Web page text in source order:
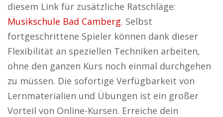
diesem Link für zusätzliche Ratschläge:
Musikschule Bad Camberg. Selbst
fortgeschrittene Spieler können dank dieser
Flexibilität an speziellen Techniken arbeiten,
ohne den ganzen Kurs noch einmal durchgehen
zu müssen. Die sofortige Verfügbarkeit von
Lernmaterialien und Übungen ist ein großer
Vorteil von Online-Kursen. Erreiche dein